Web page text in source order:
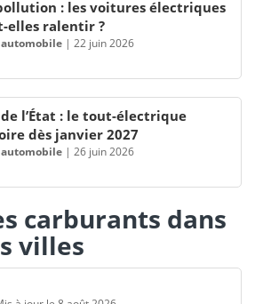
: les voitures électriques
elles ralentir ?
| 22 juin 2026
l’État : le tout-électrique
dès janvier 2027
| 26 juin 2026
carburants dans
villes